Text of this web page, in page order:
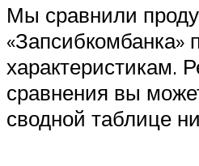
Мы сравнили
«Запсибкомбанка»
характеристикам.
сравнения вы
сводной таблице